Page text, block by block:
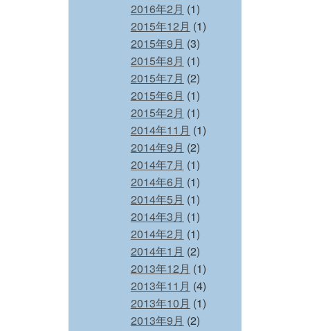
2016年2月 (1)
2015年12月 (1)
2015年9月 (3)
2015年8月 (1)
2015年7月 (2)
2015年6月 (1)
2015年2月 (1)
2014年11月 (1)
2014年9月 (2)
2014年7月 (1)
2014年6月 (1)
2014年5月 (1)
2014年3月 (1)
2014年2月 (1)
2014年1月 (2)
2013年12月 (1)
2013年11月 (4)
2013年10月 (1)
2013年9月 (2)